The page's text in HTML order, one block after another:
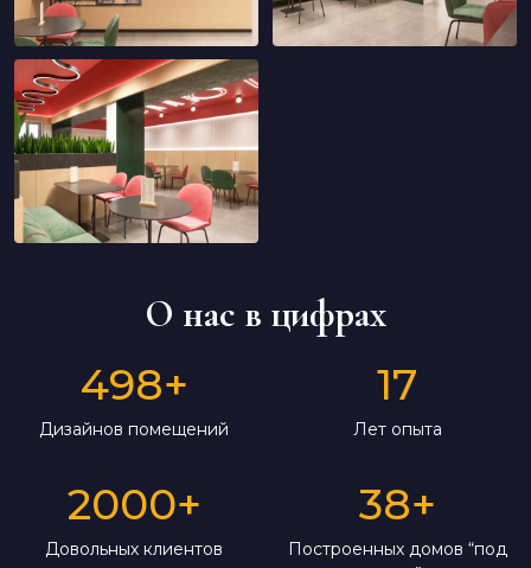
О нас в цифрах
498+
Дизайнов помещений
17
Лет опыта
2000+
Довольных клиентов
38+
Построенных домов “под